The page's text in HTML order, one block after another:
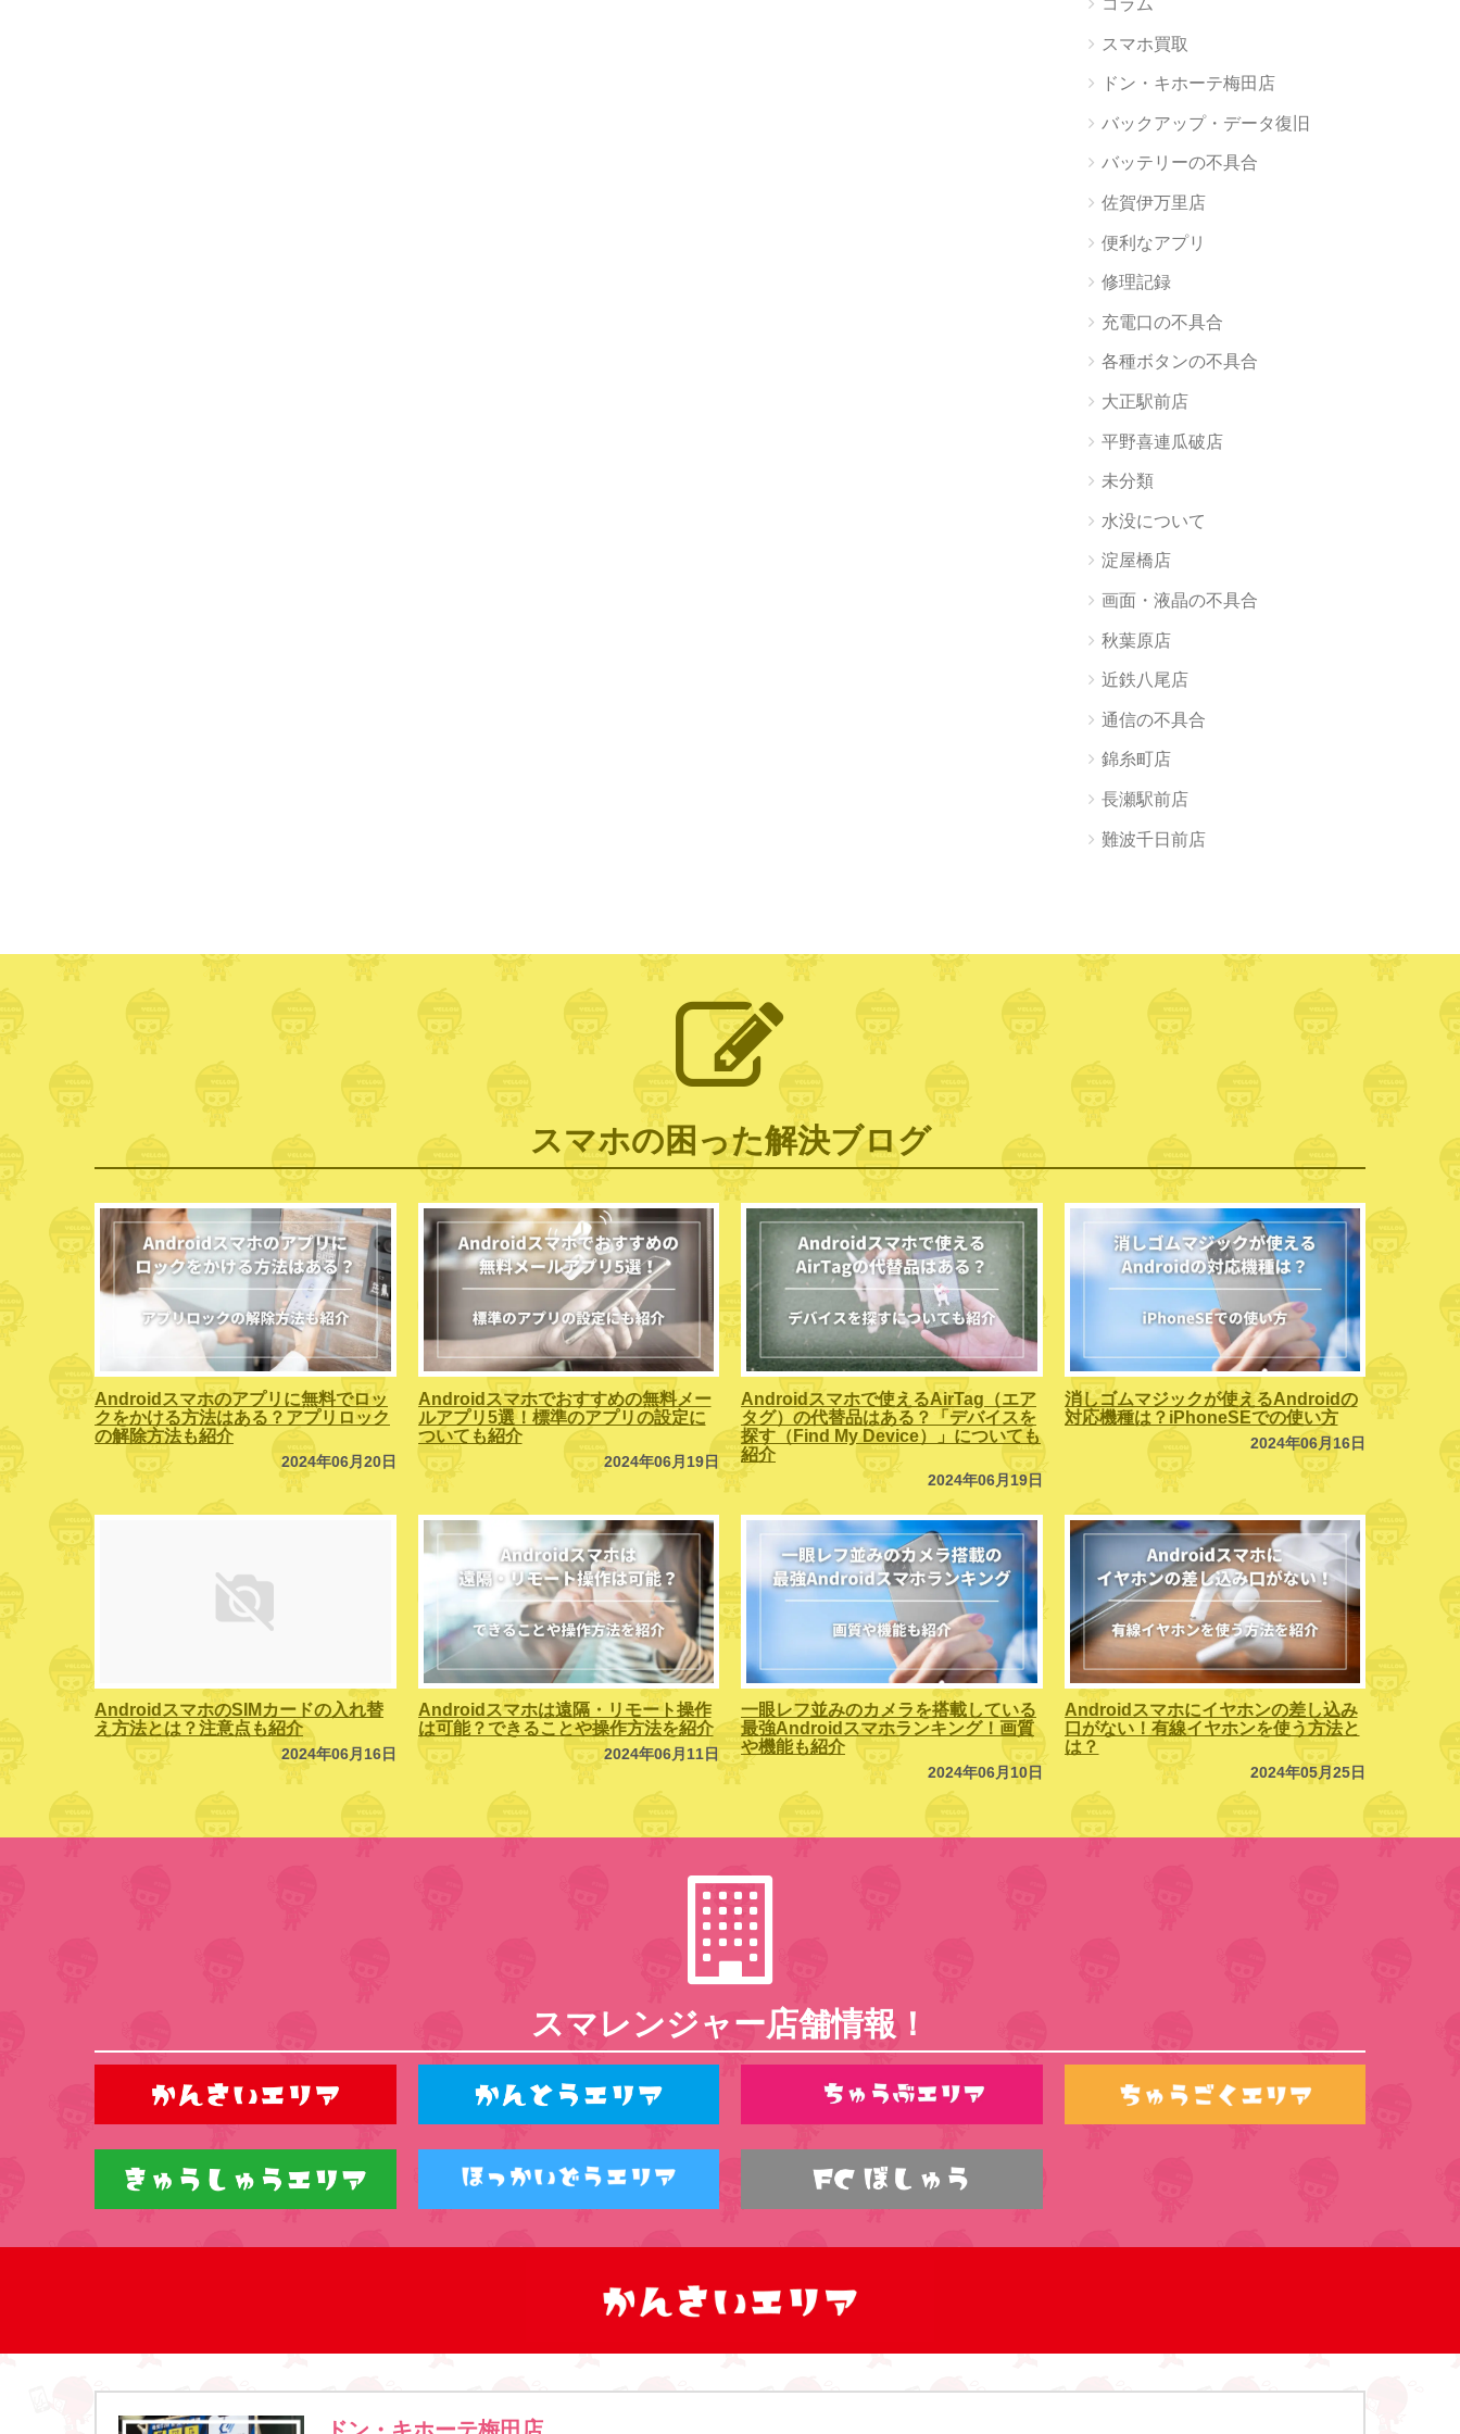
コラム
スマホ買取
ドン・キホーテ梅田店
バックアップ・データ復旧
バッテリーの不具合
佐賀伊万里店
便利なアプリ
修理記録
充電口の不具合
各種ボタンの不具合
大正駅前店
平野喜連瓜破店
未分類
水没について
淀屋橋店
画面・液晶の不具合
秋葉原店
近鉄八尾店
通信の不具合
錦糸町店
長瀬駅前店
難波千日前店
スマホの困った解決ブログ
Androidスマホのアプリに無料でロッ
クをかける方法はある？アプリロック
の解除方法も紹介
2024年06月20日
Androidスマホでおすすめの無料メー
ルアプリ5選！標準のアプリの設定に
ついても紹介
2024年06月19日
Androidスマホで使えるAirTag（エア
タグ）の代替品はある？「デバイスを
探す（Find My Device）」についても
紹介
2024年06月19日
消しゴムマジックが使えるAndroidの
対応機種は？iPhoneSEでの使い方
2024年06月16日
AndroidスマホのSIMカードの入れ替
え方法とは？注意点も紹介
2024年06月16日
Androidスマホは遠隔・リモート操作
は可能？できることや操作方法を紹介
2024年06月11日
一眼レフ並みのカメラを搭載している
最強Androidスマホランキング！画質
や機能も紹介
2024年06月10日
Androidスマホにイヤホンの差し込み
口がない！有線イヤホンを使う方法と
は？
2024年05月25日
スマレンジャー店舗情報！